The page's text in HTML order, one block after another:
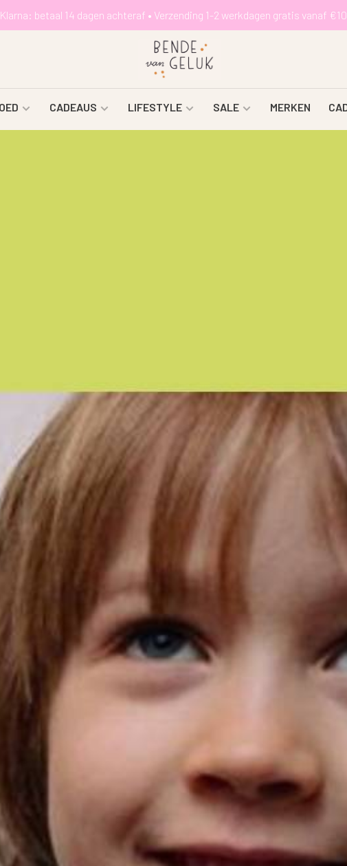
Klarna: betaal 14 dagen achteraf • Verzending 1-2 werkdagen gratis vanaf
CADEAUS LIFESTYLE SALE MERKEN